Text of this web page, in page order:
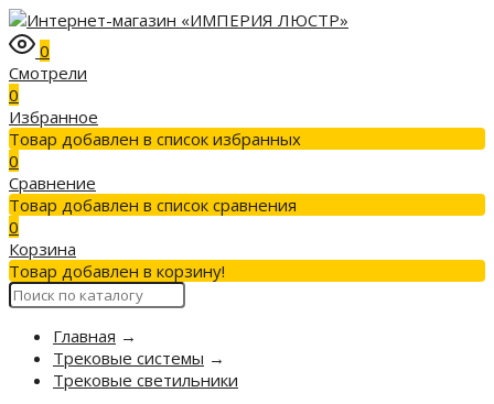
0
Смотрели
0
Избранное
Товар добавлен в список избранных
0
Сравнение
Товар добавлен в список сравнения
0
Корзина
Товар добавлен в корзину!
Главная →
Трековые системы →
Трековые светильники